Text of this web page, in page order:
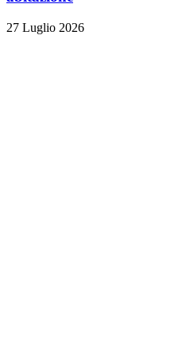
27 Luglio 2026